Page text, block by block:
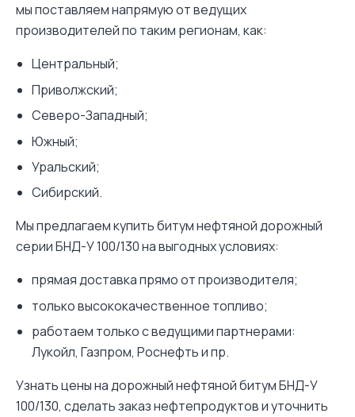
мы поставляем напрямую от ведущих
производителей по таким регионам, как:
Центральный;
Приволжский;
Северо-Западный;
Южный;
Уральский;
Сибирский.
Мы предлагаем купить битум нефтяной дорожный
серии БНД-У 100/130 на выгодных условиях:
прямая доставка прямо от производителя;
только высококачественное топливо;
работаем только с ведущими партнерами:
Лукойл, Газпром, Роснефть и пр.
Узнать цены на дорожный нефтяной битум БНД-У
100/130, сделатьзаказ нефтепродуктови уточнить